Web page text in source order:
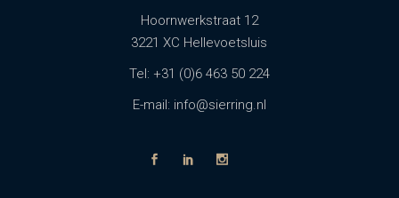
Hoornwerkstraat 12
3221 XC Hellevoetsluis
Tel: +31 (0)6 463 50 224
E-mail: info@sierring.nl